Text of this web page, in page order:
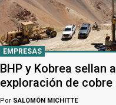
EMPRESAS
BHP y Kobrea sellan
exploración de
Por SALOMÓN MICHITTE